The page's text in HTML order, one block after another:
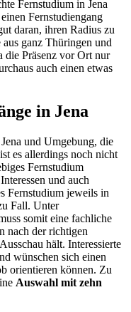
Fernstudium in Jena
Fernstudiengang
daran, ihren Radius zu
ganz Thüringen und
die Präsenz vor Ort nur
auch einen etwas
in Jena
und Umgebung, die
es allerdings noch nicht
Fernstudium
und auch
Fernstudium jeweils in
Fall. Unter
somit eine fachliche
nach der richtigen
hält. Interessierte
wünschen sich einen
orientieren können. Zu
Auswahl mit zehn